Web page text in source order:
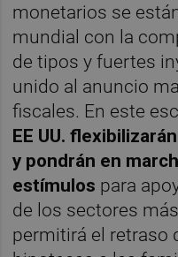
monetarios se
mundial con la
de tipos y fuertes
unido al anuncio
fiscales. En este
EE UU.
y pondrán en
estímulos para
de los sectores
permitirá el retraso